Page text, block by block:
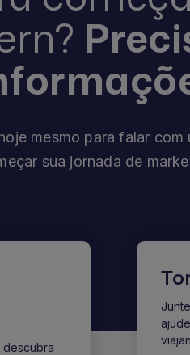
mesmo para falar com
sua jornada de
descubra